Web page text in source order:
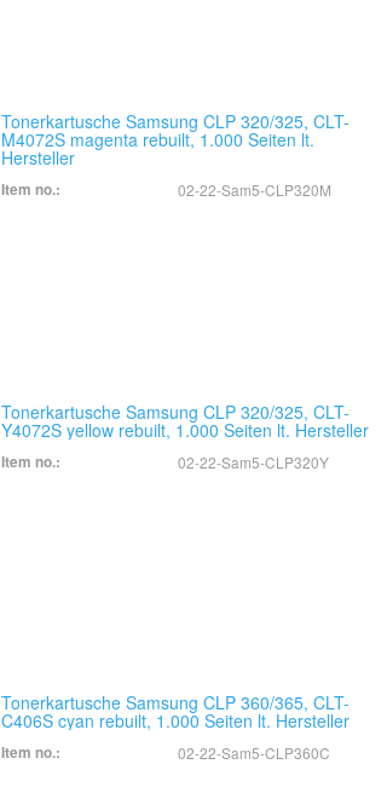
Tonerkartusche Samsung CLP 320/325, CLT-
M4072S magenta rebuilt, 1.000 Seiten lt.
Hersteller
Item no.: 02-22-Sam5-CLP320M
Tonerkartusche Samsung CLP 320/325, CLT-
Y4072S yellow rebuilt, 1.000 Seiten lt. Hersteller
Item no.: 02-22-Sam5-CLP320Y
Tonerkartusche Samsung CLP 360/365, CLT-
C406S cyan rebuilt, 1.000 Seiten lt. Hersteller
Item no.: 02-22-Sam5-CLP360C